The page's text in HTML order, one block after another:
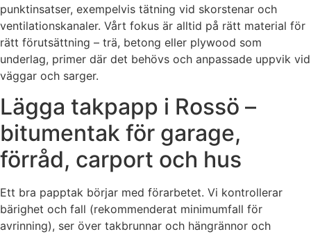
punktinsatser, exempelvis tätning vid skorstenar och
ventilationskanaler. Vårt fokus är alltid på rätt material för
rätt förutsättning – trä, betong eller plywood som
underlag, primer där det behövs och anpassade uppvik vid
väggar och sarger.
Lägga takpapp i Rossö –
bitumentak för garage,
förråd, carport och hus
Ett bra papptak börjar med förarbetet. Vi kontrollerar
bärighet och fall (rekommenderat minimumfall för
avrinning), ser över takbrunnar och hängrännor och